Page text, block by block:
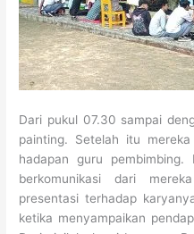
Dari pukul 07.30 sampai
painting. Setelah itu
hadapan guru pembimbing.
berkomunikasi dari
presentasi terhadap
ketika menyampaikan